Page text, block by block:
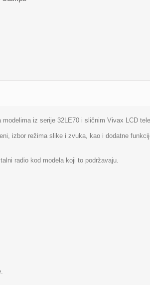
iz serije 32LE70 i sličnim Vivax LCD
izbor režima slike i zvuka, kao i dodatne
radio kod modela koji to podržavaju.